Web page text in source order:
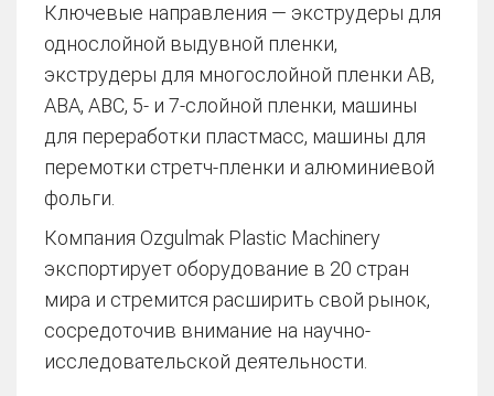
Ключевые направления — экструдеры для
однослойной выдувной пленки,
экструдеры для многослойной пленки AB,
ABA, ABC, 5- и 7-слойной пленки, машины
для переработки пластмасс, машины для
перемотки стретч-пленки и алюминиевой
фольги.
Компания Ozgulmak Plastic Machinery
экспортирует оборудование в 20 стран
мира и стремится расширить свой рынок,
сосредоточив внимание на научно-
исследовательской деятельности.